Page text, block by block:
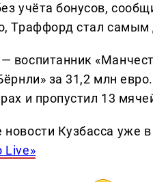
учёта бонусов,
Траффорд стал самым
воспитанник
за 31,2 млн
и пропустил 13
новости Кузбасса уже
Live»